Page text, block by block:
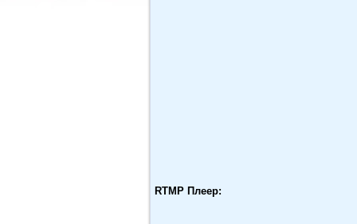
RTMP Плеер: